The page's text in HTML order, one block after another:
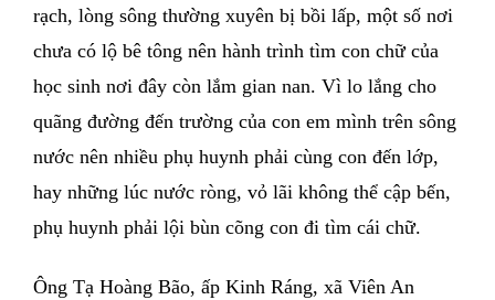
rạch, lòng sông thường xuyên bị bồi lấp, một số nơi
chưa có lộ bê tông nên hành trình tìm con chữ của
học sinh nơi đây còn lắm gian nan. Vì lo lắng cho
quãng đường đến trường của con em mình trên sông
nước nên nhiều phụ huynh phải cùng con đến lớp,
hay những lúc nước ròng, vỏ lãi không thể cập bến,
phụ huynh phải lội bùn cõng con đi tìm cái chữ.
Ông Tạ Hoàng Bão, ấp Kinh Ráng, xã Viên An